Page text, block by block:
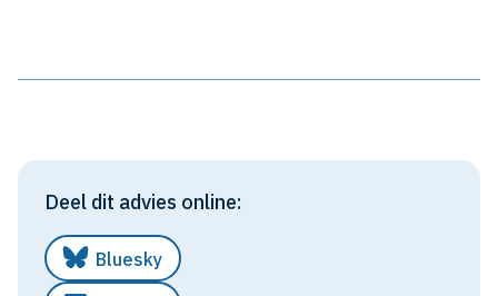
Deel dit advies online:
Bluesky